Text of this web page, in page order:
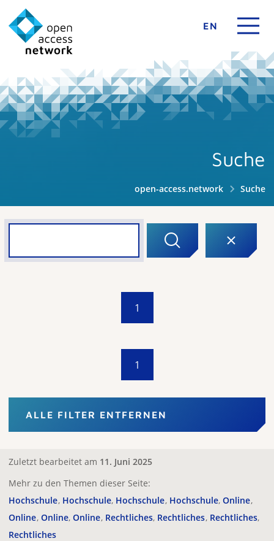
EN
Suche
open-access.network Suche
1
1
ALLE FILTER ENTFERNEN
Zuletzt bearbeitet am 11. Juni 2025
Mehr zu den Themen dieser Seite:
Hochschule Hochschule Hochschule Hochschule Online
Online Online Online Rechtliches Rechtliches Rechtliches
Rechtliches